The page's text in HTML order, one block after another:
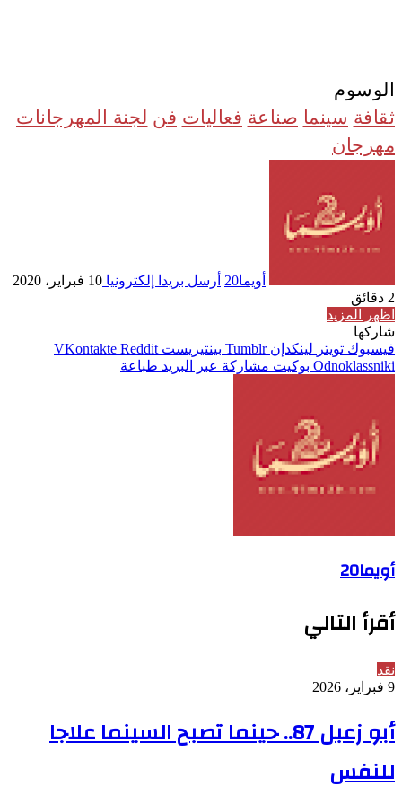
الوسوم
ثقافة سينما صناعة فعاليات فن لجنة المهرجانات
مهرجان
أويما20 أرسل بريدا إلكترونيا 10 فبراير، 2020
2 دقائق
اظهر المزيد
شاركها
فيسبوك تويتر لينكدإن بينتيريست
Odnoklassniki بوكيت مشاركة عبر البريد طباعة
أويما20
أقرأ التالي
نقد
9 فبراير، 2026
أبو زعبل 87.. حينما تصبح السينما علاجا
للنفس